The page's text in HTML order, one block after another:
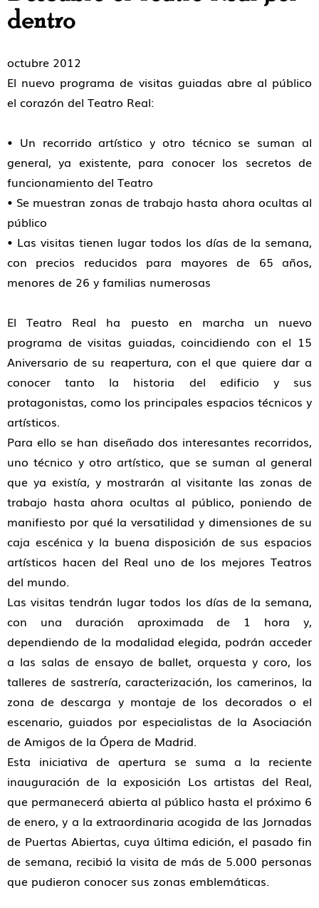
dentro
octubre 2012
El nuevo programa de visitas guiadas abre al público
el corazón del Teatro Real:
• Un recorrido artístico y otro técnico se suman al
general, ya existente, para conocer los secretos de
funcionamiento del Teatro
• Se muestran zonas de trabajo hasta ahora ocultas al
público
• Las visitas tienen lugar todos los días de la semana,
con precios reducidos para mayores de 65 años,
menores de 26 y familias numerosas
El Teatro Real ha puesto en marcha un nuevo
programa de visitas guiadas, coincidiendo con el 15
Aniversario de su reapertura, con el que quiere dar a
conocer tanto la historia del edificio y sus
protagonistas, como los principales espacios técnicos y
artísticos.
Para ello se han diseñado dos interesantes recorridos,
uno técnico y otro artístico, que se suman al general
que ya existía, y mostrarán al visitante las zonas de
trabajo hasta ahora ocultas al público, poniendo de
manifiesto por qué la versatilidad y dimensiones de su
caja escénica y la buena disposición de sus espacios
artísticos hacen del Real uno de los mejores Teatros
del mundo.
Las visitas tendrán lugar todos los días de la semana,
con una duración aproximada de 1 hora y,
dependiendo de la modalidad elegida, podrán acceder
a las salas de ensayo de ballet, orquesta y coro, los
talleres de sastrería, caracterización, los camerinos, la
zona de descarga y montaje de los decorados o el
escenario, guiados por especialistas de la Asociación
de Amigos de la Ópera de Madrid.
Esta iniciativa de apertura se suma a la reciente
inauguración de la exposición Los artistas del Real,
que permanecerá abierta al público hasta el próximo 6
de enero, y a la extraordinaria acogida de las Jornadas
de Puertas Abiertas, cuya última edición, el pasado fin
de semana, recibió la visita de más de 5.000 personas
que pudieron conocer sus zonas emblemáticas.